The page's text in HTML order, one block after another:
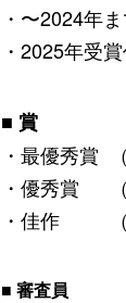
・〜2024年
・2025年受賞
■ 賞
・最優秀賞
・優秀賞
・佳作 （
■ 審査員